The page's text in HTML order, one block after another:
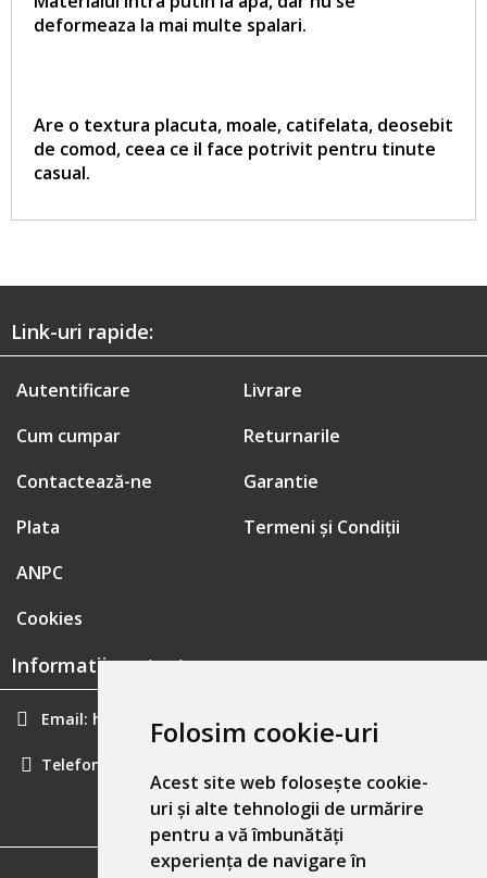
Folosim cookie-uri
Acest site web folosește cookie-
uri și alte tehnologii de urmărire
pentru a vă îmbunătăți
experiența de navigare în
deformeaza la mai multe spalari.
Are o textura placuta, moale, catifelata, deosebit
de comod, ceea ce il face potrivit pentru tinute
casual.
Link-uri rapide:
Autentificare
Cum cumpar
Contactează-ne
Plata
Livrare
Returnarile
Garantie
Termeni și Condiții
ANPC
Cookies
Informatii contact:
Email: hainecomode@gmail.com
Telefon:
GDPR